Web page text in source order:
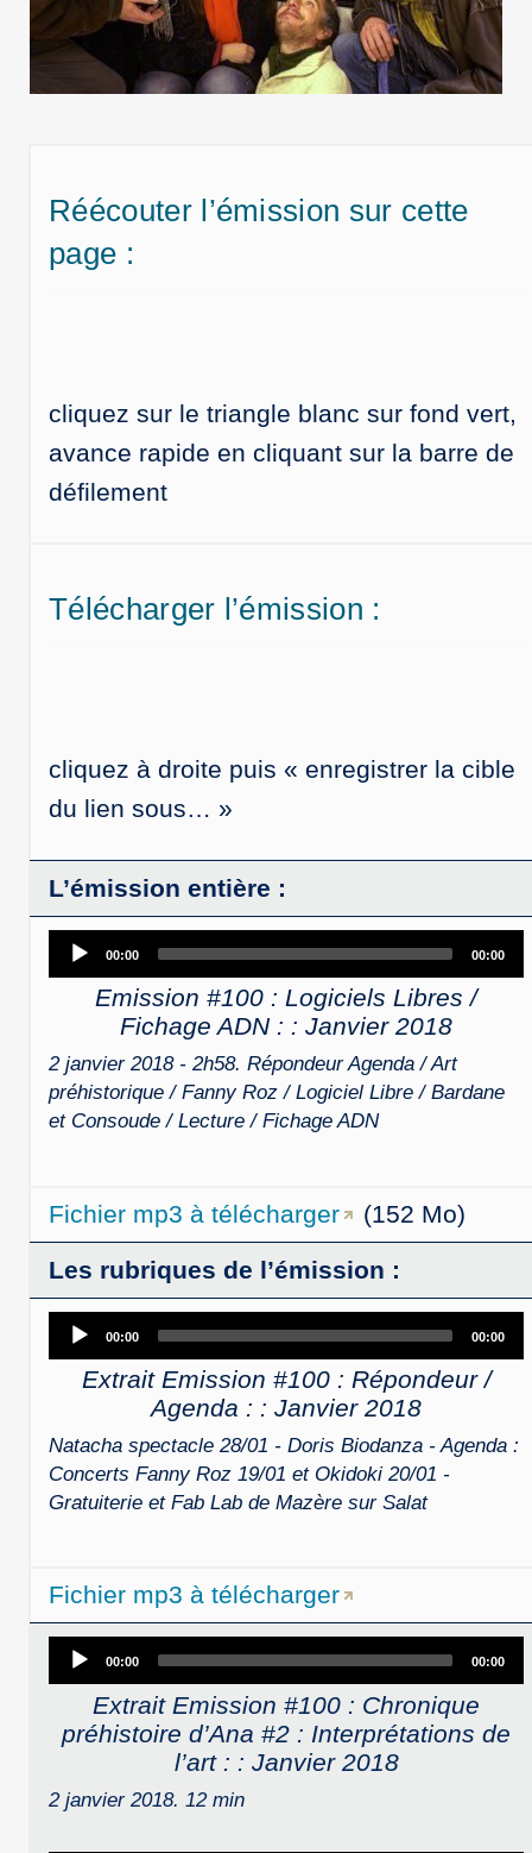
Réécouter l’émission sur cette
page :
cliquez sur le triangle blanc sur fond vert,
avance rapide en cliquant sur la barre de
défilement
Télécharger l’émission :
cliquez à droite puis « enregistrer la cible
du lien sous… »
L’émission entière :
Audio
Player
00:00 00:00
Emission #100 : Logiciels Libres /
Fichage ADN : : Janvier 2018
2 janvier 2018 - 2h58. Répondeur Agenda / Art
préhistorique / Fanny Roz / Logiciel Libre / Bardane
et Consoude / Lecture / Fichage ADN
Fichier mp3 à télécharger (152 Mo)
Les rubriques de l’émission :
Audio
Player
00:00 00:00
Extrait Emission #100 : Répondeur /
Agenda : : Janvier 2018
Natacha spectacle 28/01 - Doris Biodanza - Agenda :
Concerts Fanny Roz 19/01 et Okidoki 20/01 -
Gratuiterie et Fab Lab de Mazère sur Salat
Fichier mp3 à télécharger
Audio
Player
00:00 00:00
Extrait Emission #100 : Chronique
préhistoire d’Ana #2 : Interprétations de
l’art : : Janvier 2018
2 janvier 2018. 12 min